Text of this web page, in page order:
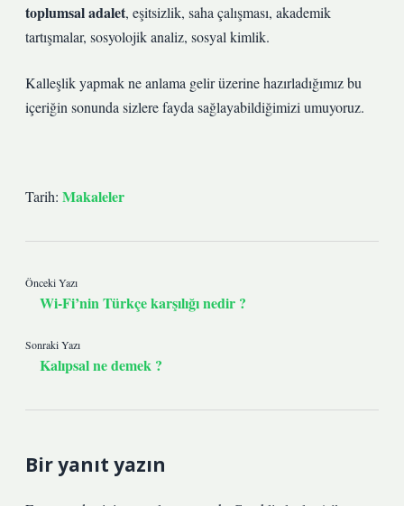
toplumsal adalet, eşitsizlik, saha çalışması, akademik
tartışmalar, sosyolojik analiz, sosyal kimlik.
Kalleşlik yapmak ne anlama gelir üzerine hazırladığımız bu
içeriğin sonunda sizlere fayda sağlayabildiğimizi umuyoruz.
Tarih: Makaleler
Önceki Yazı
Wi-Fi’nin Türkçe karşılığı nedir ?
Sonraki Yazı
Kalıpsal ne demek ?
Bir yanıt yazın